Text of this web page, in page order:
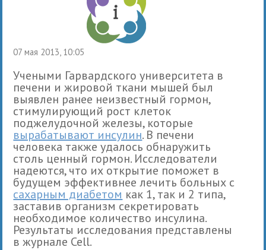
07 мая 2013, 10:05
Учеными Гарвардского университета в
печени и жировой ткани мышей был
выявлен ранее неизвестный гормон,
стимулирующий рост клеток
поджелудочной железы, которые
вырабатывают инсулин. В печени
человека также удалось обнаружить
столь ценный гормон. Исследователи
надеются, что их открытие поможет в
будущем эффективнее лечить больных с
сахарным диабетом как 1, так и 2 типа,
заставив организм секретировать
необходимое количество инсулина.
Результаты исследования представлены
в журнале Сеll.